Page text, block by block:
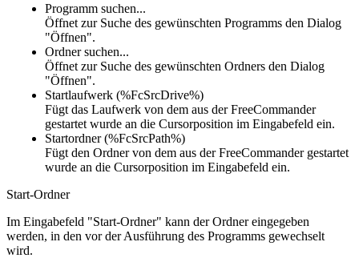
Programm suchen...
Öffnet zur Suche des gewünschten Programms den Dialog
"Öffnen".
Ordner suchen...
Öffnet zur Suche des gewünschten Ordners den Dialog
"Öffnen".
Startlaufwerk (%FcSrcDrive%)
Fügt das Laufwerk von dem aus der FreeCommander
gestartet wurde an die Cursorposition im Eingabefeld ein.
Startordner (%FcSrcPath%)
Fügt den Ordner von dem aus der FreeCommander gestartet
wurde an die Cursorposition im Eingabefeld ein.
Start-Ordner
Im Eingabefeld "Start-Ordner" kann der Ordner eingegeben
werden, in den vor der Ausführung des Programms gewechselt
wird.